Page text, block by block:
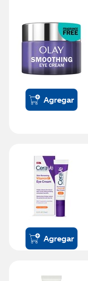
Agregar
Agregar